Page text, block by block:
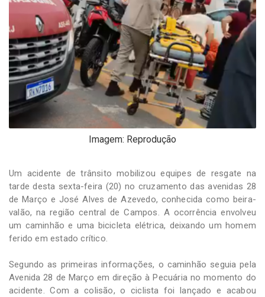
Sistemas
Imagem: Reprodução
Um acidente de trânsito mobilizou equipes de resgate na
tarde desta sexta-feira (20) no cruzamento das avenidas 28
de Março e José Alves de Azevedo, conhecida como beira-
valão, na região central de Campos. A ocorrência envolveu
um caminhão e uma bicicleta elétrica, deixando um homem
ferido em estado crítico.
Segundo as primeiras informações, o caminhão seguia pela
Avenida 28 de Março em direção à Pecuária no momento do
acidente. Com a colisão, o ciclista foi lançado e acabou